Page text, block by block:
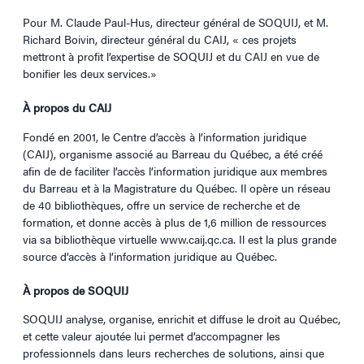
Pour M. Claude Paul-Hus, directeur général de SOQUIJ, et M.
Richard Boivin, directeur général du CAIJ, « ces projets
mettront à profit l’expertise de SOQUIJ et du CAIJ en vue de
bonifier les deux services.»
À propos du CAIJ
Fondé en 2001, le Centre d’accès à l’information juridique
(CAIJ), organisme associé au Barreau du Québec, a été créé
afin de de faciliter l’accès l’information juridique aux membres
du Barreau et à la Magistrature du Québec. Il opère un réseau
de 40 bibliothèques, offre un service de recherche et de
formation, et donne accès à plus de 1,6 million de ressources
via sa bibliothèque virtuelle www.caij.qc.ca. Il est la plus grande
source d’accès à l’information juridique au Québec.
À propos de SOQUIJ
SOQUIJ analyse, organise, enrichit et diffuse le droit au Québec,
et cette valeur ajoutée lui permet d’accompagner les
professionnels dans leurs recherches de solutions, ainsi que